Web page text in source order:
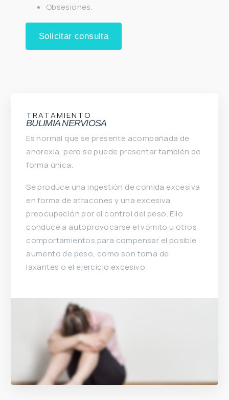
Obsesiones.
Solicitar consulta
TRATAMIENTO
BULIMIA NERVIOSA
Es normal que se presente acompañada de
anorexia, pero se puede presentar también de
forma única.
Se produce una ingestión de comida excesiva
en forma de atracones y una excesiva
preocupación por el control del peso. Ello
conduce a autoprovocarse el vómito u otros
comportamientos para compensar el posible
aumento de peso, como son toma de
laxantes o el ejercicio excesivo